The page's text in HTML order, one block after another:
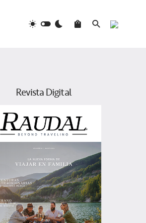
Revista Digital